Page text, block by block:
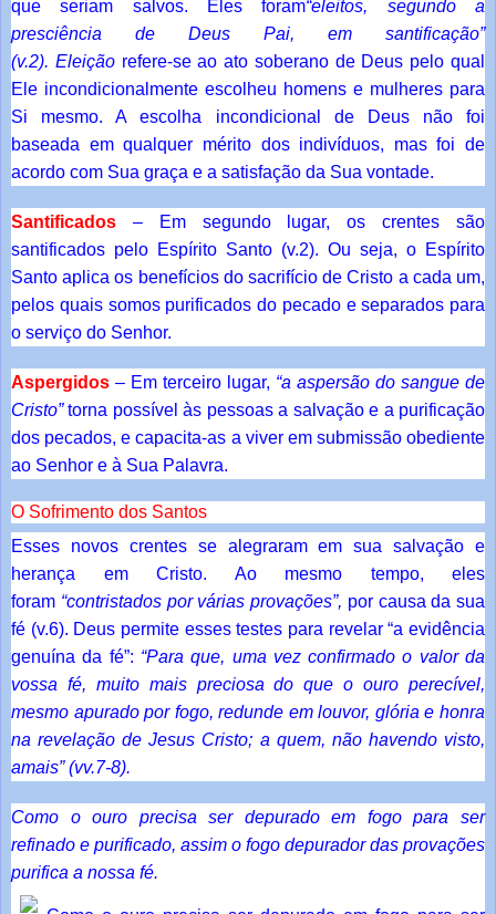
que seriam salvos. Eles foram“eleitos, segundo a
presciência de Deus Pai, em santificação”
(v.2). Eleiçãorefere-se ao ato soberano de Deus pelo qual
Ele incondicionalmente escolheu homens e mulheres para
Si mesmo. A escolha incondicional de Deus não foi
baseada em qualquer mérito dos indivíduos, mas foi de
acordo com Sua graça e a satisfação da Sua vontade.
Santificados – Em segundo lugar, os crentes são
santificados pelo Espírito Santo (v.2). Ou seja, o Espírito
Santo aplica os benefícios do sacrifício de Cristo a cada um,
pelos quais somos purificados do pecado e separados para
o serviço do Senhor.
Aspergidos – Em terceiro lugar, “a aspersão do sangue de
Cristo”torna possível às pessoas a salvação e a purificação
dos pecados, e capacita-as a viver em submissão obediente
ao Senhor e à Sua Palavra.
O Sofrimento dos Santos
Esses novos crentes se alegraram em sua salvação e
herança em Cristo. Ao mesmo tempo, eles
foram “contristados por várias provações”, por causa da sua
fé (v.6). Deus permite esses testes para revelar “a evidência
genuína da fé”: “Para que, uma vez confirmado o valor da
vossa fé, muito mais preciosa do que o ouro perecível,
mesmo apurado por fogo, redunde em louvor, glória e honra
na revelação de Jesus Cristo; a quem, não havendo visto,
amais” (vv.7-8).
Como o ouro precisa ser depurado em fogo para ser
refinado e purificado, assim o fogo depurador das provações
purifica a nossa fé.